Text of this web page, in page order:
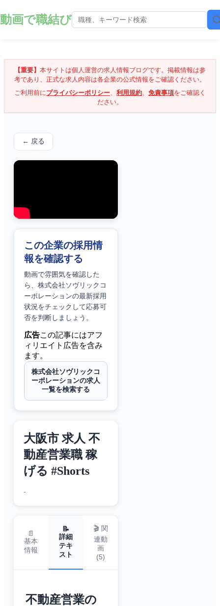
動画で職結び
【重要】 本サイトは個人運営の求人情報ブログです。掲載情報は参
考であり、正式な求人内容は各企業の公式情報をご確認ください。
ご利用前にプライバシーポリシー、 利用規約、 免責事項をご確認く
ださい。
← 戻る
この企業の採用情
報を確認する
動画で雰囲気を確認した
ら、 株式会社ソヴリックコ
ーポレーションの最新採用
状況をチェックして応募可
否を判断しましょう。
広告この記事にはアフ
ィリエイト広告を含み
ます。
株式会社ソヴリックコ
ーポレーションの求人
一覧を検索する
大阪市 求人 不
動産営業職 稼
げる #Shorts
-
📄
基本
情報
📝
詳細
テキ
スト
🎬 関
連動
画
(5)
不動産営業の